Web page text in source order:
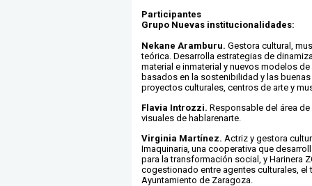
Participantes
Grupo Nuevas institucionalidades:
Nekane Aramburu. Gestora cultural,
teórica. Desarrolla estrategias de
material e inmaterial y nuevos modelos
basados en la sostenibilidad y las
proyectos culturales, centros de arte y
Flavia Introzzi. Responsable del área
visuales de hablarenarte.
Virginia Martínez. Actriz y gestora
Imaquinaria, una cooperativa que
para la transformación social, y Harinera
cogestionado entre agentes culturales, el
Ayuntamiento de Zaragoza.